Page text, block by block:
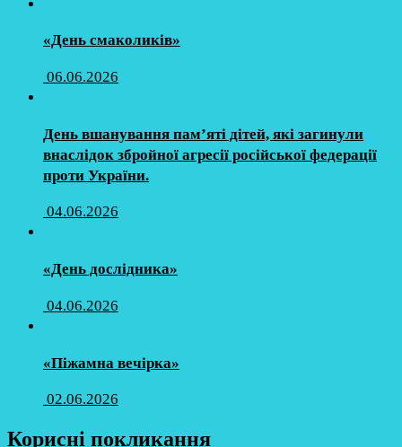
«День смаколиків»
06.06.2026
День вшанування пам’яті дітей, які загинули
внаслідок збройної агресії російської федерації
проти України.
04.06.2026
«День дослідника»
04.06.2026
«Піжамна вечірка»
02.06.2026
Корисні покликання